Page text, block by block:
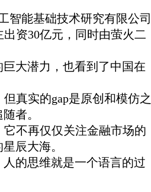
智能基础技术研究有限公司
出资30亿元，同时由萤火二
大潜力，也看到了中国在
真实的gap是原创和模仿之
者。
它不再仅仅关注金融市场的
辰大海。
的思维就是一个语言的过